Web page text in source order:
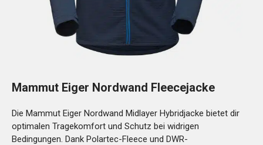
Mammut Eiger Nordwand Fleecejacke
Die Mammut Eiger Nordwand Midlayer Hybridjacke bietet dir
optimalen Tragekomfort und Schutz bei widrigen
Bedingungen. Dank Polartec-Fleece und DWR-